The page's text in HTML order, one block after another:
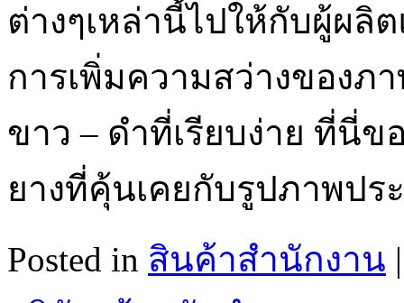
ต่างๆเหล่านี้ไปให้กับผู้ผ
การเพิ่มความสว่างของ
ขาว – ดำที่เรียบง่าย ที่นี่
ยางที่คุ้นเคยกับรูปภาพป
Posted in สินค้าสํานักงาน |